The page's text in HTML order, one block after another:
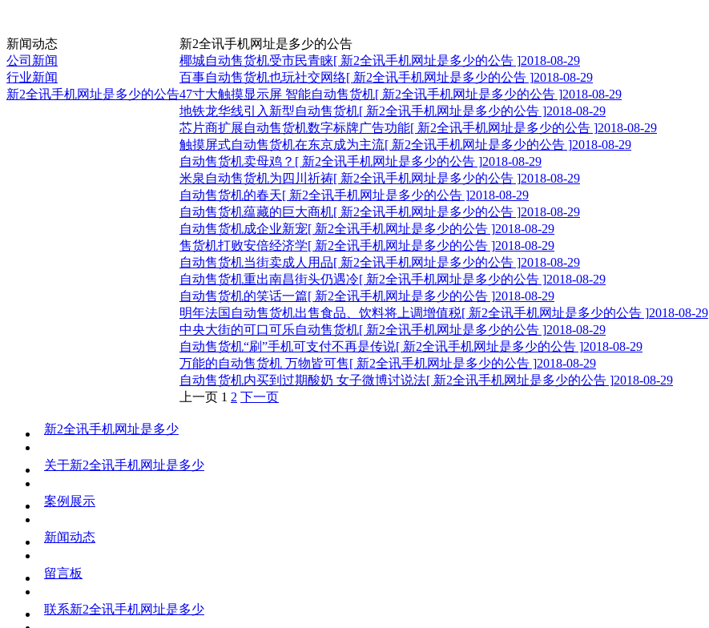
新闻动态
公司新闻
行业新闻
新2全讯手机网址是多少的公告
新2全讯手机网址是多少的公告
椰城自动售货机受市民青睐[ 新2全讯手机网址是多少的公告 ]2018-08-29
百事自动售货机也玩社交网络[ 新2全讯手机网址是多少的公告 ]2018-08-29
47寸大触摸显示屏 智能自动售货机[ 新2全讯手机网址是多少的公告 ]2018-08-29
地铁龙华线引入新型自动售货机[ 新2全讯手机网址是多少的公告 ]2018-08-29
芯片商扩展自动售货机数字标牌广告功能[ 新2全讯手机网址是多少的公告 ]2018-08-29
触摸屏式自动售货机在东京成为主流[ 新2全讯手机网址是多少的公告 ]2018-08-29
自动售货机卖母鸡？ [ 新2全讯手机网址是多少的公告 ]2018-08-29
米泉自动售货机为四川祈祷[ 新2全讯手机网址是多少的公告 ]2018-08-29
自动售货机的春天[ 新2全讯手机网址是多少的公告 ]2018-08-29
自动售货机蕴藏的巨大商机[ 新2全讯手机网址是多少的公告 ]2018-08-29
自动售货机成企业新宠[ 新2全讯手机网址是多少的公告 ]2018-08-29
售货机打败安倍经济学[ 新2全讯手机网址是多少的公告 ]2018-08-29
自动售货机当街卖成人用品[ 新2全讯手机网址是多少的公告 ]2018-08-29
自动售货机重出南昌街头仍遇冷[ 新2全讯手机网址是多少的公告 ]2018-08-29
自动售货机的笑话一篇[ 新2全讯手机网址是多少的公告 ]2018-08-29
明年法国自动售货机出售食品、饮料将上调增值税[ 新2全讯手机网址是多少的公告 ]2018-08-29
中央大街的可口可乐自动售货机[ 新2全讯手机网址是多少的公告 ]2018-08-29
自动售货机“刷”手机可支付不再是传说[ 新2全讯手机网址是多少的公告 ]2018-08-29
万能的自动售货机 万物皆可售[ 新2全讯手机网址是多少的公告 ]2018-08-29
自动售货机内买到过期酸奶 女子微博讨说法[ 新2全讯手机网址是多少的公告 ]2018-08-29
上一页 1 2 下一页
新2全讯手机网址是多少
关于新2全讯手机网址是多少
案例展示
新闻动态
留言板
联系新2全讯手机网址是多少